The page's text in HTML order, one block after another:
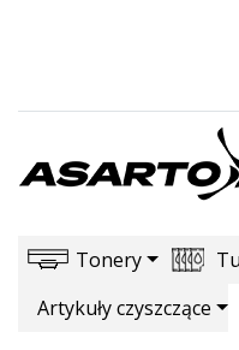
Tonery
Artykuły czyszczące